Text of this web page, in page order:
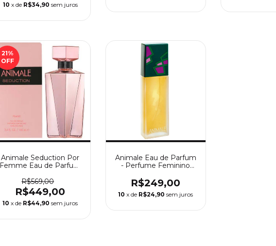
10 x de R$34,90 sem juros
21%
OFF
Animale Seduction Por
Femme Eau de Parfum
Animale
R$569,00
R$449,00
10 x de R$44,90 sem juros
Animale Eau de Parfum
- Perfume Feminino
R$249,00
10 x de R$24,90 sem juros